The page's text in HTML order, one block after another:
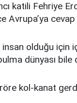
katili Fehriye
Avrupa’ya
olduğu için
dünyası bile
kol-kanat